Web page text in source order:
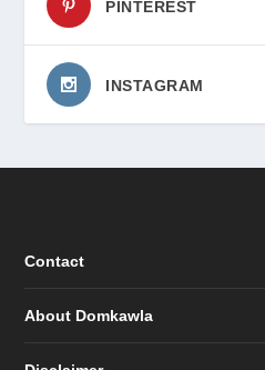
PINTEREST
INSTAGRAM
Contact
About Domkawla